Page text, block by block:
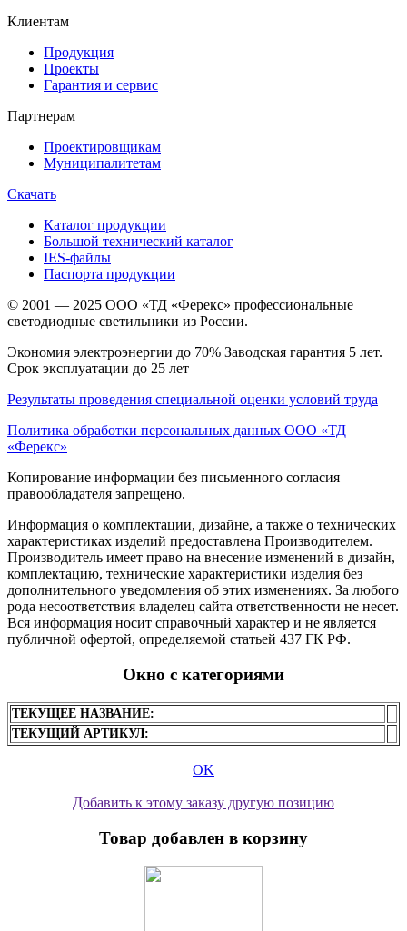
Клиентам
Продукция
Проекты
Гарантия и сервис
Партнерам
Проектировщикам
Муниципалитетам
Скачать
Каталог продукции
Большой технический каталог
IES-файлы
Паспорта продукции
© 2001 — 2025 ООО «ТД «Ферекс» профессиональные
светодиодные светильники из России.
Экономия электроэнергии до 70% Заводская гарантия 5 лет.
Срок эксплуатации до 25 лет
Результаты проведения специальной оценки условий труда
Политика обработки персональных данных ООО «ТД
«Ферекс»
Копирование информации без письменного согласия
правообладателя запрещено.
Информация о комплектации, дизайне, а также о технических
характеристиках изделий предоставлена Производителем.
Производитель имеет право на внесение изменений в дизайн,
комплектацию, технические характеристики изделия без
дополнительного уведомления об этих изменениях. За любого
рода несоответствия владелец сайта ответственности не несет.
Вся информация носит справочный характер и не является
публичной офертой, определяемой статьей 437 ГК РФ.
Окно с категориями
ТЕКУЩЕЕ НАЗВАНИЕ:
ТЕКУЩИЙ АРТИКУЛ:
OK
Добавить к этому заказу другую позицию
Товар добавлен в корзину